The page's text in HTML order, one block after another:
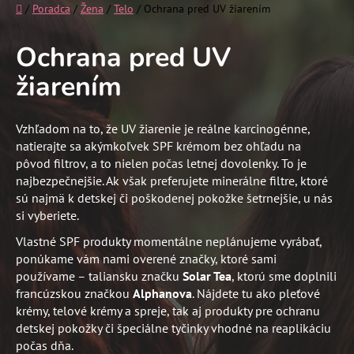
Domov
/ Poradca / Žena / Telo / Ochrana pred UV žiarením
Ochrana pred UV
žiarením
Vzhľadom na to, že UV žiarenie je reálne karcinogénne,
natierajte sa akýmkoľvek SPF krémom bez ohľadu na
pôvod filtrov, a to nielen počas letnej dovolenky. To je
najbezpečnejšie. Ak však preferujete minerálne filtre, ktoré
sú najmä k detskej či poškodenej pokožke šetrnejšie, u nás
si vyberiete.
Vlastné SPF produkty momentálne neplánujeme vyrábať,
ponúkame vám nami overené značky, ktoré sami
používame – taliansku značku Solar Tea, ktorú sme doplnili
francúzskou značkou Alphanova. Nájdete tu ako pleťové
krémy, telové krémy a spreje, tak aj produkty pre ochranu
detskej pokožky či špeciálne tyčinky vhodné na reaplikáciu
počas dňa.